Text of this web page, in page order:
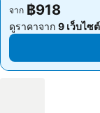
จาก ฿918
ดูราคาจาก 9 เว็บไซต์
จาก ฿918
ดูราคาจาก 9 เว็บไซต์